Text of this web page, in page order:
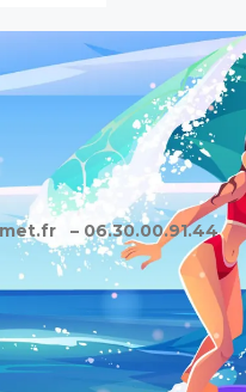
– 06.30.00.91.44